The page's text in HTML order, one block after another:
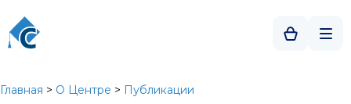
Главная > О Центре > Публикации